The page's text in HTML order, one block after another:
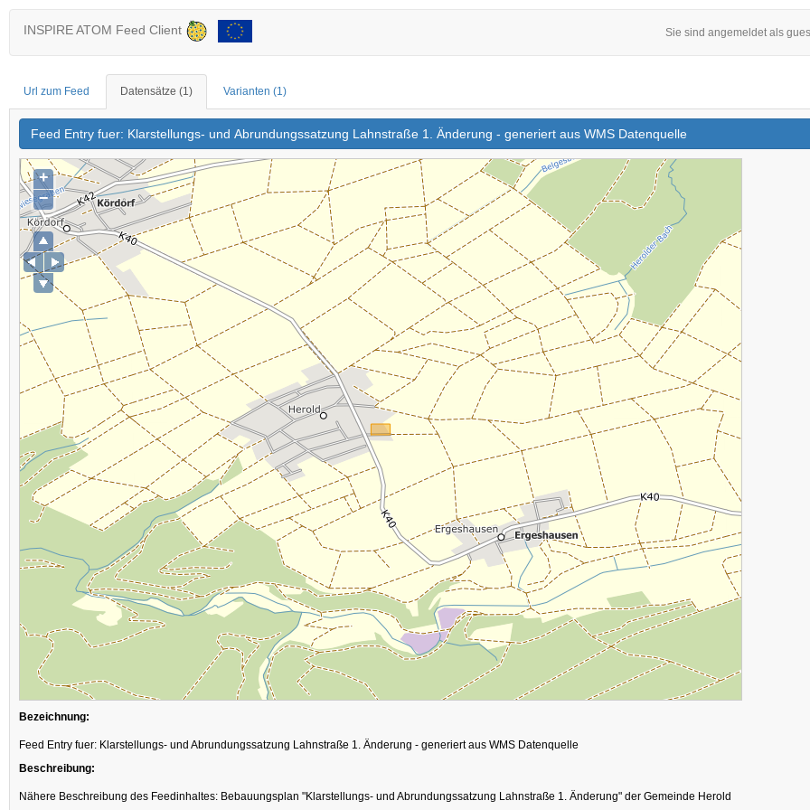
INSPIRE ATOM Feed Client Sie sind angemeldet als
Url zum Feed Datensätze (1) Varianten (1)
Feed Entry fuer: Klarstellungs- und Abrundungssatzung Lahnstraße 1. Änderung - generiert aus WMS Datenquelle
+
−
Bezeichnung:
Feed Entry fuer: Klarstellungs- und Abrundungssatzung Lahnstraße 1. Änderung - generiert aus WMS Datenquelle
Beschreibung:
Nähere Beschreibung des Feedinhaltes: Bebauungsplan "Klarstellungs- und Abrundungssatzung Lahnstraße 1. Änderung" der Gemeinde Herold